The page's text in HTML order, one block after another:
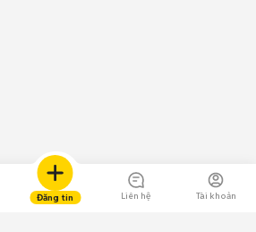
Đăng tin Liên hệ Tài khoản